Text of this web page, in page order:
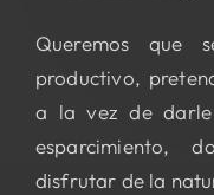
Queremos
productivo,
a la vez de
esparcimiento,
disfrutar de la